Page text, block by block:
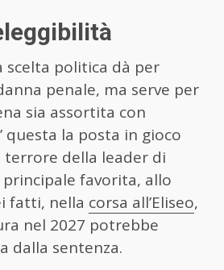
scelta politica dà per
penale, ma serve per
sia assortita con
questa la posta in gioco
terrore della leader di
favorita, allo
fatti, nella corsa all’Eliseo,
nel 2027 potrebbe
dalla sentenza.